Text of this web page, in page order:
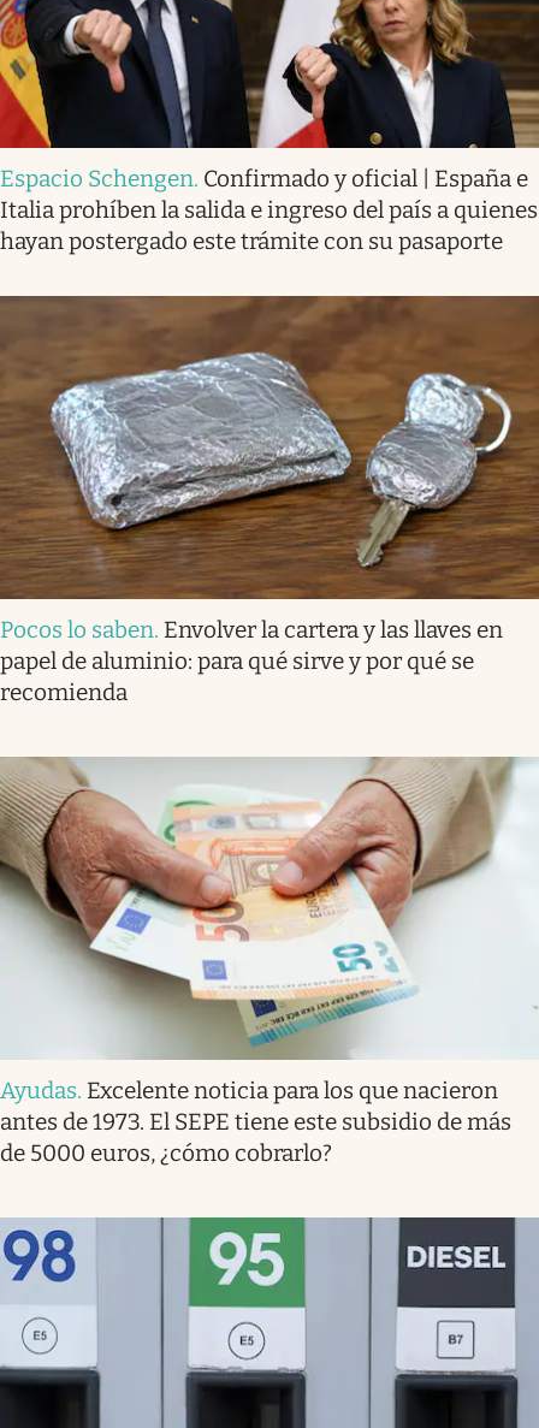
Espacio Schengen. Confirmado y oficial | España e
Italia prohíben la salida e ingreso del país a quienes
hayan postergado este trámite con su pasaporte
Pocos lo saben. Envolver la cartera y las llaves en
papel de aluminio: para qué sirve y por qué se
recomienda
Ayudas. Excelente noticia para los que nacieron
antes de 1973. El SEPE tiene este subsidio de más
de 5000 euros, ¿cómo cobrarlo?